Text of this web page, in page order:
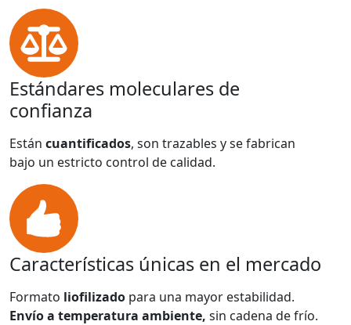
Estándares moleculares de
confianza
Están cuantificados, son trazables y se fabrican
bajo un estricto control de calidad.
Características únicas en el mercado
Formato liofilizado para una mayor estabilidad.
Envío a temperatura ambiente, sin cadena de frío.